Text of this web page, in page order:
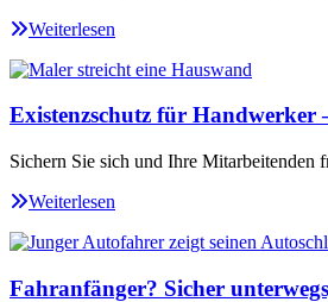
Weiterlesen
Existenzschutz für Handwerker
Sichern Sie sich und Ihre Mitarbeitenden
Weiterlesen
Fahranfänger? Sicher